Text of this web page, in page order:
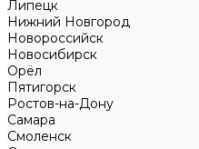
Липецк
Нижний Новгород
Новороссийск
Новосибирск
Орёл
Пятигорск
Ростов-на-Дону
Самара
Смоленск